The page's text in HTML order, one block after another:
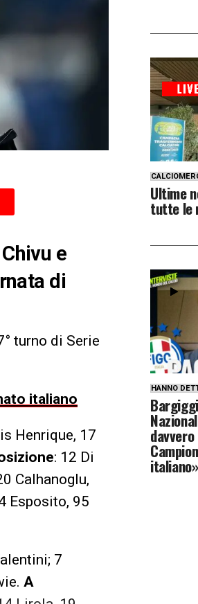
e
di
turno di Serie
italiano
Henrique, 17
: 12 Di
Calhanoglu,
Esposito, 95
7
A
Ultime
tutte le
HANNO
italiano»